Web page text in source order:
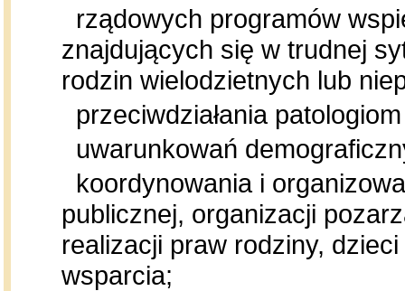
rządowych programów
znajdujących się w trudnej
rodzin wielodzietnych lub
przeciwdziałania
uwarunkowań
koordynowania i
publicznej, organizacji
realizacji praw rodziny,
wsparcia;